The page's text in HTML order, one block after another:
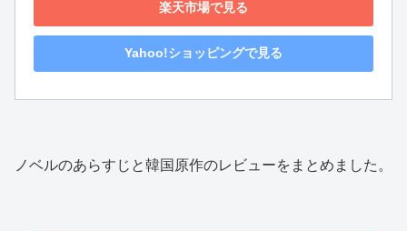
楽天市場で見る
Yahoo!ショッピングで見る
ノベルのあらすじと韓国原作のレビューをまとめました。